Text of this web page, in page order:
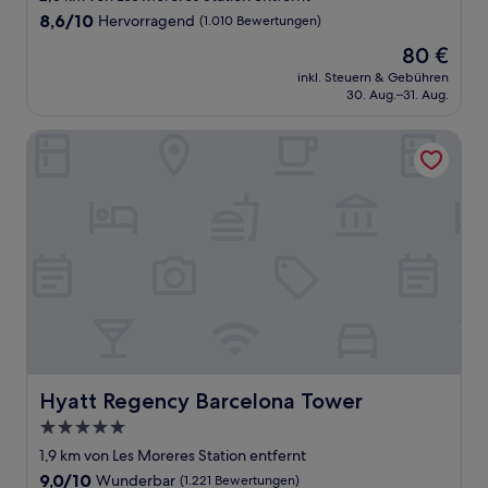
Unterkunft
8.6
8,6/10 Hervorragend (1.010 Bewertungen)
Der
Preis
beträgt
80 €
inkl. Steuern & Gebühren
30. Aug.–31. Aug.
Hyatt Regency Barcelona Tower
Hyatt Regency Barcelona Tower
5.0-
Sterne-
Unterkunft
1,9 km von Les Moreres Station entfernt
9.0
9,0/10 Wunderbar (1.221 Bewertungen)